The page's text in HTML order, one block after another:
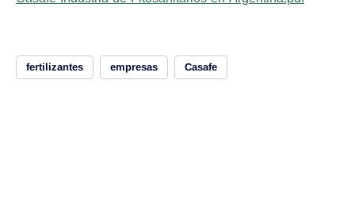
fertilizantes empresas Casafe